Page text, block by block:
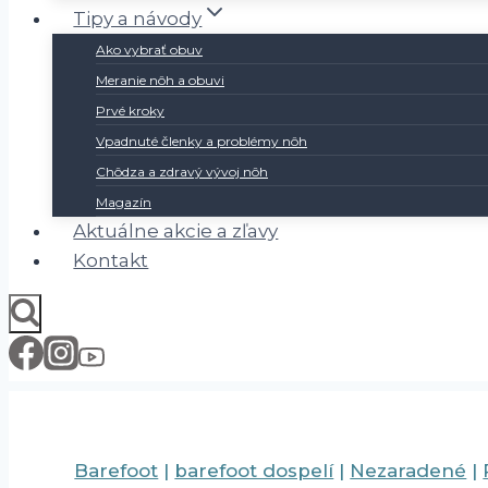
Tipy a návody
Ako vybrať obuv
Meranie nôh a obuvi
Prvé kroky
Vpadnuté členky a problémy nôh
Chôdza a zdravý vývoj nôh
Magazín
Aktuálne akcie a zľavy
Kontakt
Barefoot | barefoot dospelí| Nezaradené |